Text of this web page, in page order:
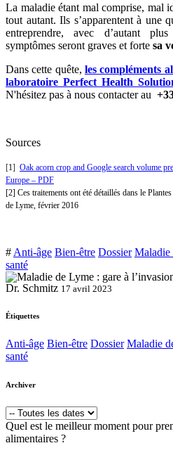
La maladie étant mal comprise, mal
tout autant. Ils s’apparentent à une
entreprendre, avec d’autant
symptômes seront graves et forte sa
Dans cette quête, les compléments
laboratoire Perfect Health
N'hésitez pas à nous contacter au
Sources
[1] Oak acorn crop and Google search volume
Europe – PDF
[2] Ces traitements ont été détaillés dans le
de Lyme, février 2016
# Anti-âge Bien-être Dossier Maladie
santé
Dr. Schmitz 17 avril 2023
Étiquettes
Anti-âge Bien-être Dossier Maladie
santé
Archiver
Quel est le meilleur moment pour
alimentaires ?